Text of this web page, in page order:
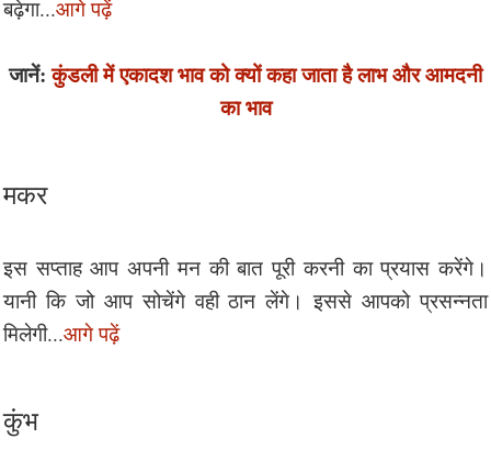
बढ़ेगा...आगे पढ़ें
जानें:कुंडली में एकादश भाव को क्यों कहा जाता है लाभ और आमदनी
का भाव
मकर
इस सप्ताह आप अपनी मन की बात पूरी करनी का प्रयास करेंगे।
यानी कि जो आप सोचेंगे वही ठान लेंगे। इससे आपको प्रसन्नता
मिलेगी...आगे पढ़ें
कुंभ